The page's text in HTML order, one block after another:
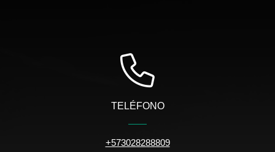
TELÉFONO
+573028288809